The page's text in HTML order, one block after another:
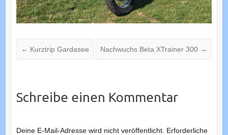
← Kurztrip Gardasee Nachwuchs Beta XTrainer 300 →
Schreibe einen Kommentar
Deine E-Mail-Adresse wird nicht veröffentlicht. Erforderliche